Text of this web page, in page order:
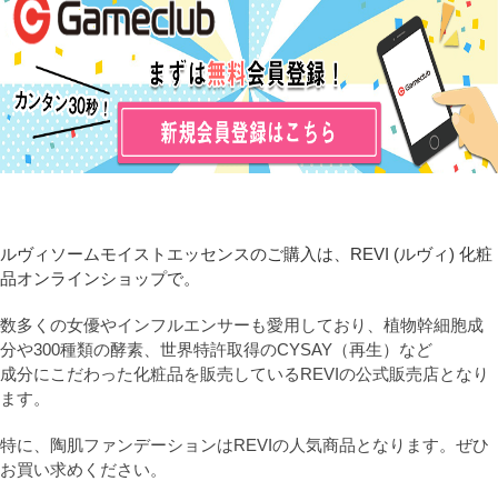
ルヴィソームモイストエッセンスのご購入は、REVI (ルヴィ) 化粧
品オンラインショップで。
数多くの女優やインフルエンサーも愛用しており、植物幹細胞成
分や300種類の酵素、世界特許取得のCYSAY（再生）など
成分にこだわった化粧品を販売しているREVIの公式販売店となり
ます。
特に、陶肌ファンデーションはREVIの人気商品となります。ぜひ
お買い求めください。